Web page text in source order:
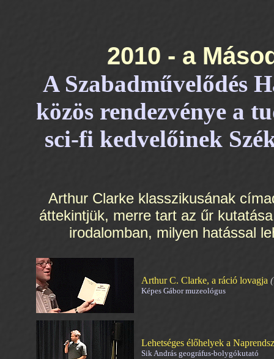
2010 - a
A Szabadművelődés
közös rendezvénye a
sci-fi kedvelőinek
Arthur Clarke klasszikusának
áttekintjük, merre tart az űr
irodalomban, milyen hatással
Arthur C. Clarke, a ráció lovagja
Képes Gábor muzeológus
Lehetséges élőhelyek a
Sik András geográfus-bolygókutató